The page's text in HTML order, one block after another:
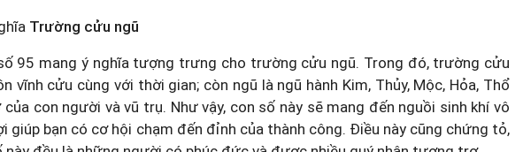
Trường cửu ngũ
95 mang ý nghĩa tượng trưng cho trường cửu ngũ. Trong đó, trường cửu
cửu cùng với thời gian; còn ngũ là ngũ hành Kim, Thủy, Mộc, Hỏa, Thổ
con người và vũ trụ. Như vậy, con số này sẽ mang đến nguồi sinh khí vô
giúp bạn có cơ hội chạm đến đỉnh của thành công. Điều này cũng chứng tỏ,